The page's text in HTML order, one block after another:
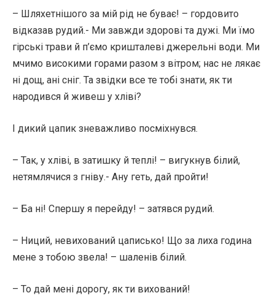
– Шляхетнішого за мій рід не буває! – гордовито
відказав рудий.- Ми завжди здорові та дужі. Ми їмо
гірські трави й п’ємо кришталеві джерельні води. Ми
мчимо високими горами разом з вітром; нас не лякає
ні дощ, ані сніг. Та звідки все те тобі знати, як ти
народився й живеш у хліві?
І дикий цапик зневажливо посміхнувся.
– Так, у хліві, в затишку й теплі! – вигукнув білий,
нетямлячися з гніву.- Ану геть, дай пройти!
– Ба ні! Спершу я перейду! – затявся рудий.
– Ниций, невихований цаписько! Що за лиха година
мене з тобою звела! – шаленів білий.
– То дай мені дорогу, як ти вихований!